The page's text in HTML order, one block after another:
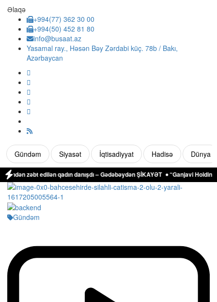
Əlaqə
+994(77) 362 30 00
+994(50) 452 81 80
info@busaat.az
Yasamal ray., Həsən Bəy Zərdabi küç. 78b / Bakı,
Azərbaycan
Gündəm Siyasət İqtisadiyyat Hadisə Dünya
zəbt edilən qadın danışdı – Gədəbəydən ŞİKAYƏT “Ganjavi Holding”
Gündəm